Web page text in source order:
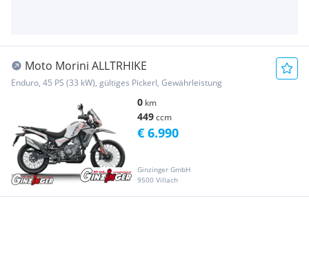
Moto Morini ALLTRHIKE
Enduro, 45 PS (33 kW), gültiges Pickerl, Gewährleistung
0 km
449ccm
Ginzinger GmbH
9500 Villach
€ 6.990